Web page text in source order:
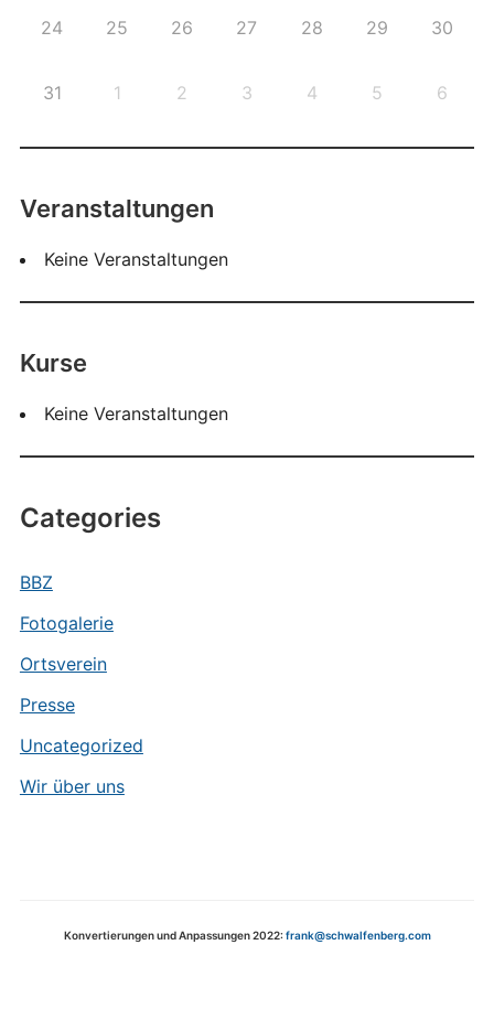
24 25 26 27 28 29 30
31 1 2 3 4 5 6
Veranstaltungen
Keine Veranstaltungen
Kurse
Keine Veranstaltungen
Categories
BBZ
Fotogalerie
Ortsverein
Presse
Uncategorized
Wir über uns
Konvertierungen und Anpassungen 2022:frank@schwalfenberg.com